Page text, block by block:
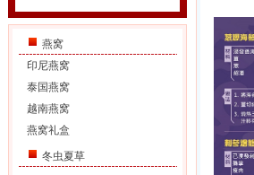
燕窝
印尼燕窝
泰国燕窝
越南燕窝
燕窝礼盒
冬虫夏草